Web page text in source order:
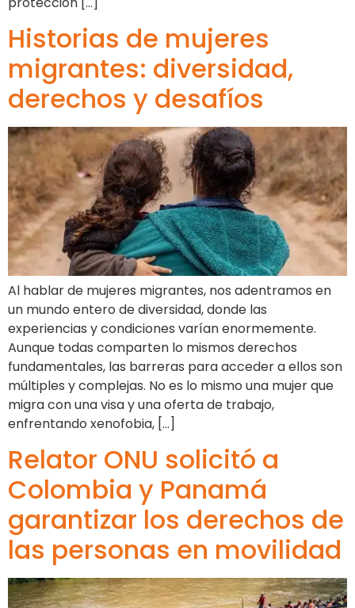
Historias de mujeres
migrantes: diversidad,
derechos y desafíos
Al hablar de mujeres migrantes, nos adentramos en
un mundo entero de diversidad, donde las
experiencias y condiciones varían enormemente.
Aunque todas comparten lo mismos derechos
fundamentales, las barreras para acceder a ellos son
múltiples y complejas. No es lo mismo una mujer que
migra con una visa y una oferta de trabajo,
enfrentando xenofobia, […]
Relator ONU solicitó a
Colombia y Panamá
garantizar los derechos de
las personas en movilidad